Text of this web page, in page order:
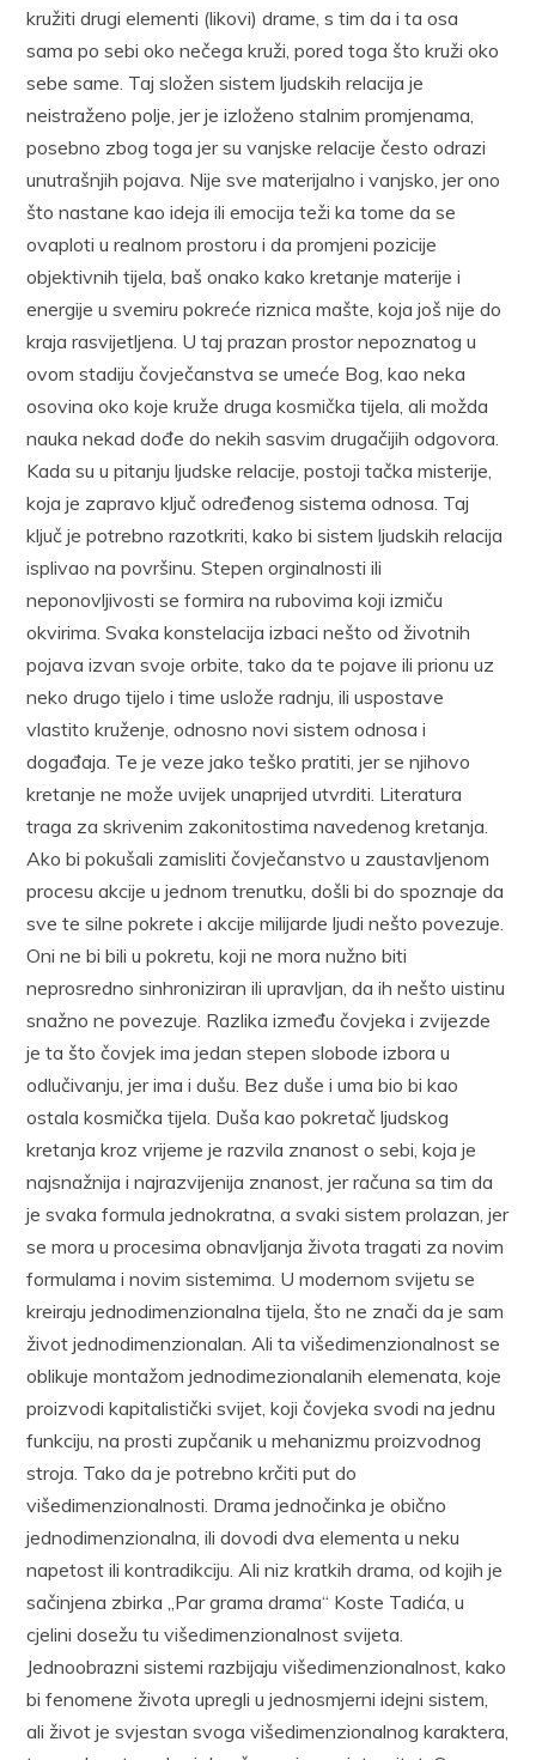
kružiti drugi elementi (likovi) drame, s tim da i ta osa
sama po sebi oko nečega kruži, pored toga što kruži oko
sebe same. Taj složen sistem ljudskih relacija je
neistraženo polje, jer je izloženo stalnim promjenama,
posebno zbog toga jer su vanjske relacije često odrazi
unutrašnjih pojava. Nije sve materijalno i vanjsko, jer ono
što nastane kao ideja ili emocija teži ka tome da se
ovaploti u realnom prostoru i da promjeni pozicije
objektivnih tijela, baš onako kako kretanje materije i
energije u svemiru pokreće riznica mašte, koja još nije do
kraja rasvijetljena. U taj prazan prostor nepoznatog u
ovom stadiju čovječanstva se umeće Bog, kao neka
osovina oko koje kruže druga kosmička tijela, ali možda
nauka nekad dođe do nekih sasvim drugačijih odgovora.
Kada su u pitanju ljudske relacije, postoji tačka misterije,
koja je zapravo ključ određenog sistema odnosa. Taj
ključ je potrebno razotkriti, kako bi sistem ljudskih relacija
isplivao na površinu. Stepen orginalnosti ili
neponovljivosti se formira na rubovima koji izmiču
okvirima. Svaka konstelacija izbaci nešto od životnih
pojava izvan svoje orbite, tako da te pojave ili prionu uz
neko drugo tijelo i time uslože radnju, ili uspostave
vlastito kruženje, odnosno novi sistem odnosa i
događaja. Te je veze jako teško pratiti, jer se njihovo
kretanje ne može uvijek unaprijed utvrditi. Literatura
traga za skrivenim zakonitostima navedenog kretanja.
Ako bi pokušali zamisliti čovječanstvo u zaustavljenom
procesu akcije u jednom trenutku, došli bi do spoznaje da
sve te silne pokrete i akcije milijarde ljudi nešto povezuje.
Oni ne bi bili u pokretu, koji ne mora nužno biti
neprosredno sinhroniziran ili upravljan, da ih nešto uistinu
snažno ne povezuje. Razlika između čovjeka i zvijezde
je ta što čovjek ima jedan stepen slobode izbora u
odlučivanju, jer ima i dušu. Bez duše i uma bio bi kao
ostala kosmička tijela. Duša kao pokretač ljudskog
kretanja kroz vrijeme je razvila znanost o sebi, koja je
najsnažnija i najrazvijenija znanost, jer računa sa tim da
je svaka formula jednokratna, a svaki sistem prolazan, jer
se mora u procesima obnavljanja života tragati za novim
formulama i novim sistemima. U modernom svijetu se
kreiraju jednodimenzionalna tijela, što ne znači da je sam
život jednodimenzionalan. Ali ta višedimenzionalnost se
oblikuje montažom jednodimezionalanih elemenata, koje
proizvodi kapitalistički svijet, koji čovjeka svodi na jednu
funkciju, na prosti zupčanik u mehanizmu proizvodnog
stroja. Tako da je potrebno krčiti put do
višedimenzionalnosti. Drama jednočinka je obično
jednodimenzionalna, ili dovodi dva elementa u neku
napetost ili kontradikciju. Ali niz kratkih drama, od kojih je
sačinjena zbirka „Par grama drama“ Koste Tadića, u
cjelini dosežu tu višedimenzionalnost svijeta.
Jednoobrazni sistemi razbijaju višedimenzionalnost, kako
bi fenomene života upregli u jednosmjerni idejni sistem,
ali život je svjestan svoga višedimenzionalnog karaktera,